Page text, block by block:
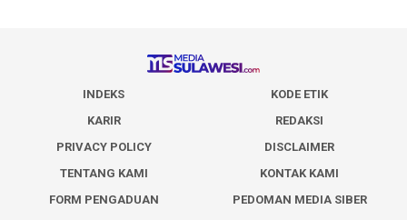
INDEKS
KODE ETIK
KARIR
REDAKSI
PRIVACY POLICY
DISCLAIMER
TENTANG KAMI
KONTAK KAMI
FORM PENGADUAN
PEDOMAN MEDIA SIBER